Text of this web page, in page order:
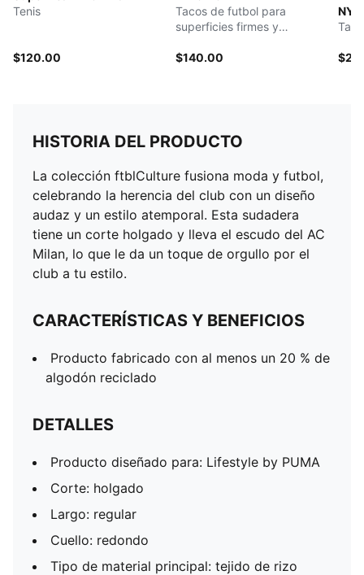
Tenis
$120.00
Tacos de futbol para
superficies firmes y
$140.00
NYC
HISTORIA DEL PRODUCTO
La colección ftblCulture fusiona moda y futbol, ​​
celebrando la herencia del club con un diseño
audaz y un estilo atemporal. Esta sudadera
tiene un corte holgado y lleva el escudo del AC
Milan, lo que le da un toque de orgullo por el
club a tu estilo.
CARACTERÍSTICAS Y BENEFICIOS
Producto fabricado con al menos un 20 % de
algodón reciclado
DETALLES
Producto diseñado para: Lifestyle by PUMA
Corte: holgado
Largo: regular
Cuello: redondo
Tipo de material principal: tejido de rizo